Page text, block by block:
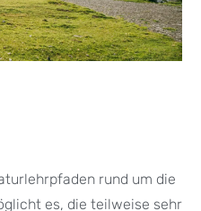
rund um die
es, die teilweise sehr